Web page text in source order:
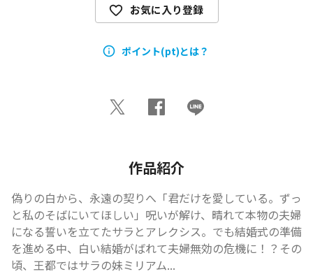
お気に入り登録
ポイント(pt)とは？
作品紹介
偽りの白から、永遠の契りへ――「君だけを愛している。ずっ
と私のそばにいてほしい」呪いが解け、晴れて本物の夫婦
になる誓いを立てたサラとアレクシス。でも結婚式の準備
を進める中、白い結婚がばれて夫婦無効の危機に！？その
頃、王都ではサラの妹ミリアム...